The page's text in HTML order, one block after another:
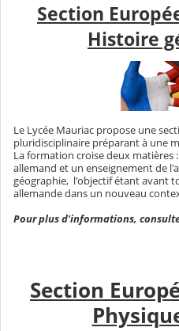
Section
Histoire
Le Lycée Mauriac propose une
pluridisciplinaire préparant à une
La formation croise deux matières
allemand et un enseignement de
géographie, l'objectif étant avant
allemande dans un nouveau
Pour plus d'informations,
Section